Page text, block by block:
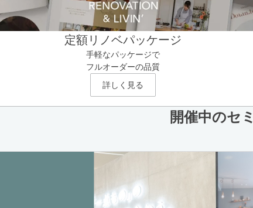
定額リノベパッケージ
手軽なパッケージで
フルオーダーの品質
詳しく見る
開催中のセ